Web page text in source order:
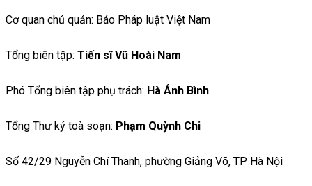
Cơ quan chủ quản: Báo Pháp luật Việt Nam
Tổng biên tập: Tiến sĩ Vũ Hoài Nam
Phó Tổng biên tập phụ trách: Hà Ánh Bình
Tổng Thư ký toà soạn: Phạm Quỳnh Chi
Số 42/29 Nguyễn Chí Thanh, phường Giảng Võ, TP Hà Nội